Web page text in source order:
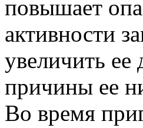
повышает
активности
увеличить ее
причины ее
Во время